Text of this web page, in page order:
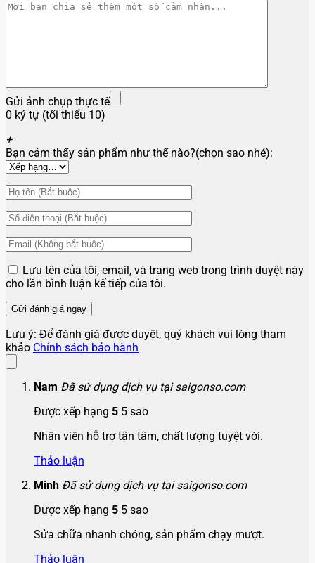
Gửi ảnh chụp thực tế
0 ký tự (tối thiểu 10)
+
Bạn cảm thấy sản phẩm như thế nào?(chọn sao nhé):
Lưu tên của tôi, email, và trang web trong trình duyệt này
cho lần bình luận kế tiếp của tôi.
Lưu ý: Để đánh giá được duyệt, quý khách vui lòng tham
khảo Chính sách bảo hành
Nam Đã sử dụng dịch vụ tại saigonso.com
Được xếp hạng 5 5 sao
Nhân viên hỗ trợ tận tâm, chất lượng tuyệt vời.
Thảo luận
Minh Đã sử dụng dịch vụ tại saigonso.com
Được xếp hạng 5 5 sao
Sửa chữa nhanh chóng, sản phẩm chạy mượt.
Thảo luận